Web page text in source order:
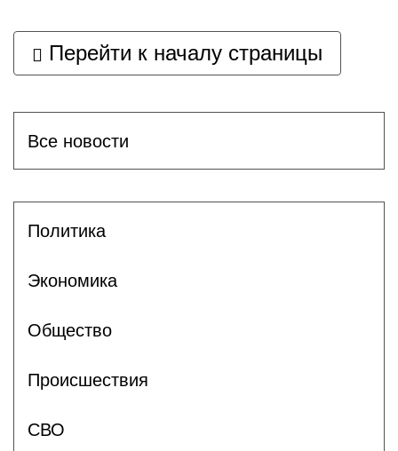
Перейти к началу страницы
Все новости
Политика
Экономика
Общество
Происшествия
СВО